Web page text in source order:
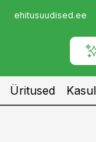
ehitusuudised.ee
Üritused